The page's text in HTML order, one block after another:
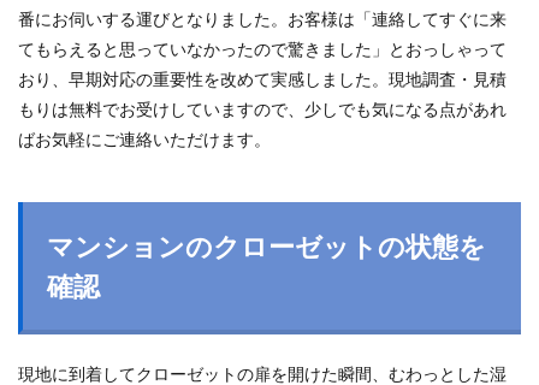
番にお伺いする運びとなりました。お客様は「連絡してすぐに来
てもらえると思っていなかったので驚きました」とおっしゃって
おり、早期対応の重要性を改めて実感しました。現地調査・見積
もりは無料でお受けしていますので、少しでも気になる点があれ
ばお気軽にご連絡いただけます。
マンションのクローゼットの状態を
確認
現地に到着してクローゼットの扉を開けた瞬間、むわっとした湿